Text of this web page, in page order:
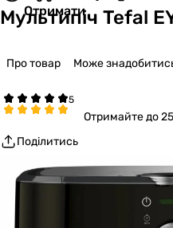
Отримати
Мультипіч Tefal
Про товар Може
Отримайтедо
Поділитись